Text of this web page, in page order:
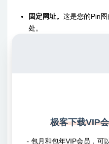
固定网址。 这是您的Pin
处。
极客下载VIP
- 包月和包年VIP会员，可